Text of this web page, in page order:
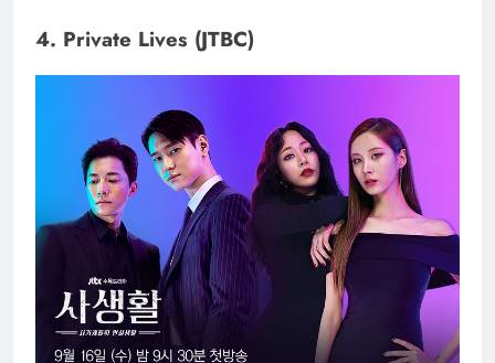
4. Private Lives (JTBC)